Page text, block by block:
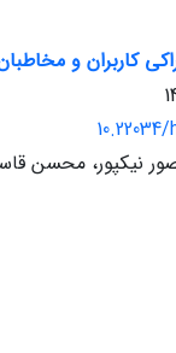
کاربران و
نیکپور، محسن